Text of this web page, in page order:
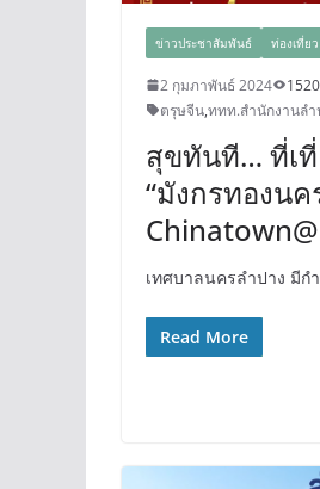
ข่าวประชาสัมพันธ์ ท่องเที่ยว
2 กุมภาพันธ์ 2024
ตรุษจีน,ททท.สำนักงานลำ
สุขทันที… ที่เ
“มังกรทองนค
เทศบาลนครลำปาง มีก
Read More